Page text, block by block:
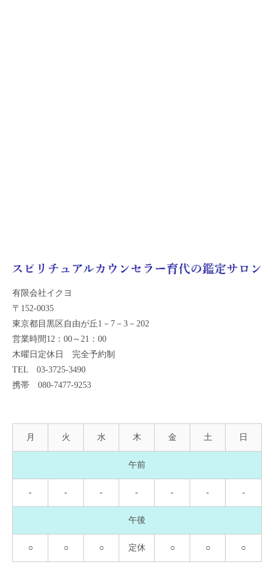
有限会社イクヨ
〒152-0035
東京都目黒区自由が丘1－7－3－202
営業時間12：00～21：00
木曜日定休日 完全予約制
TEL 03-3725-3490
携帯 080-7477-9253
月 火 水 木 金 土 日
午前
- - - - - - -
午後
○ ○ ○ 定休 ○ ○ ○